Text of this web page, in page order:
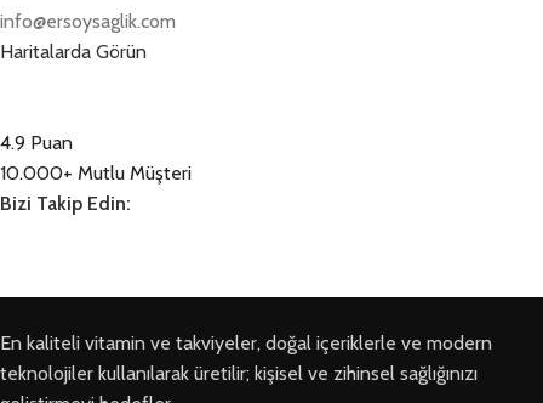
info@ersoysaglik.com
Haritalarda Görün
4.9 Puan
10.000+ Mutlu Müşteri
Bizi Takip Edin:
En kaliteli vitamin ve takviyeler, doğal içeriklerle ve modern
teknolojiler kullanılarak üretilir; kişisel ve zihinsel sağlığınızı